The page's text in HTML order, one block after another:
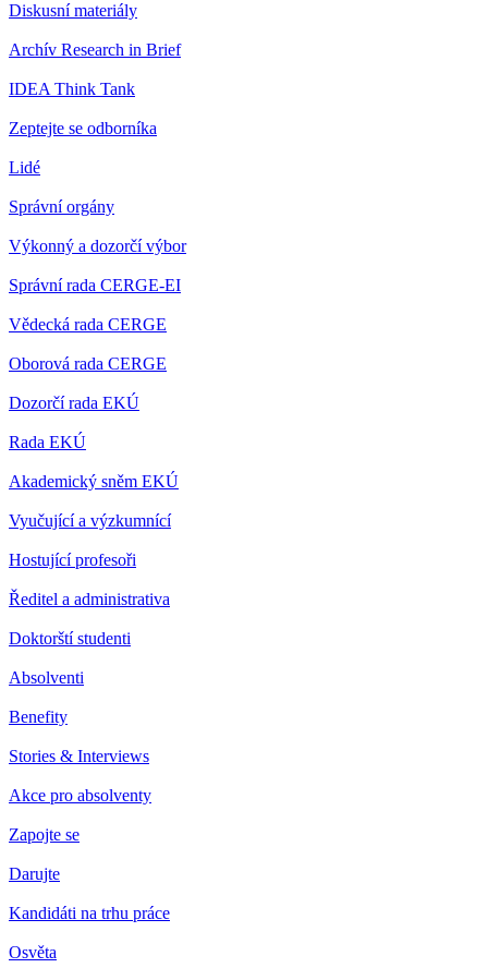
Diskusní materiály
Archív Research in Brief
IDEA Think Tank
Zeptejte se odborníka
Lidé
Správní orgány
Výkonný a dozorčí výbor
Správní rada CERGE-EI
Vědecká rada CERGE
Oborová rada CERGE
Dozorčí rada EKÚ
Rada EKÚ
Akademický sněm EKÚ
Vyučující a výzkumnící
Hostující profesoři
Ředitel a administrativa
Doktorští studenti
Absolventi
Benefity
Stories & Interviews
Akce pro absolventy
Zapojte se
Darujte
Kandidáti na trhu práce
Osvěta